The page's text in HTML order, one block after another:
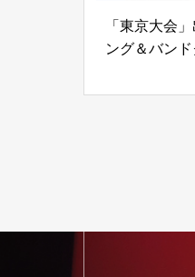
「東京大会
ング＆バン